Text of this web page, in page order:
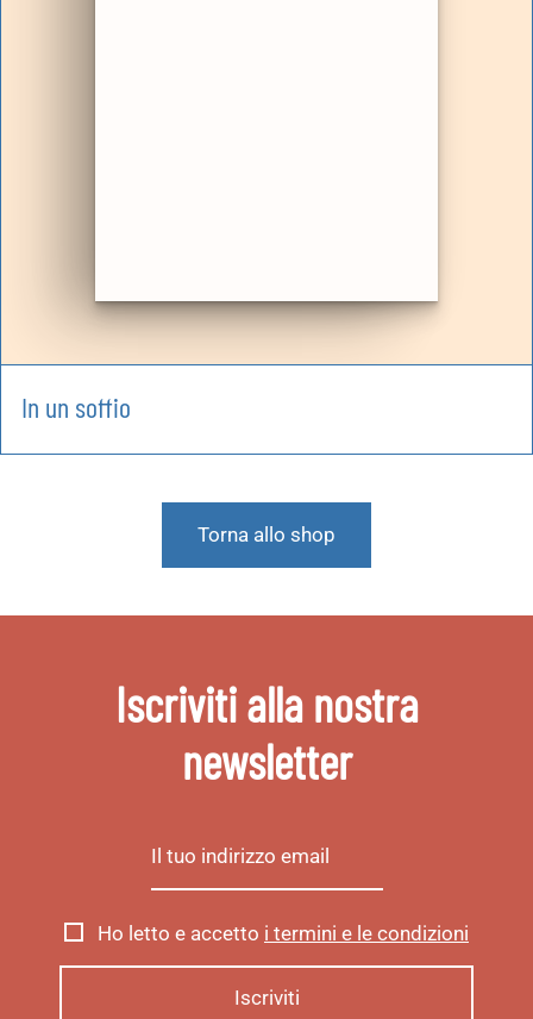
In un soffio
Torna allo shop
Iscriviti alla nostra
newsletter
Ho letto e accetto i termini e le condizioni